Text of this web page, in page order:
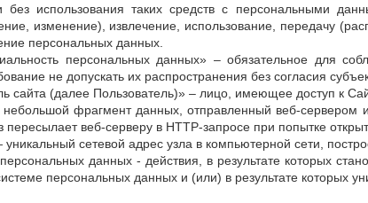
без использования таких средств с персональными
изменение), извлечение, использование, передачу
персональных данных.
персональных данных» – обязательное для
не допускать их распространения без согласия
сайта (далее Пользователь)» – лицо, имеющее доступ к
фрагмент данных, отправленный веб-сервером
веб-серверу в HTTP-запросе при попытке
сетевой адрес узла в компьютерной сети,
данных - действия, в результате которых
персональных данных и (или) в результате которых